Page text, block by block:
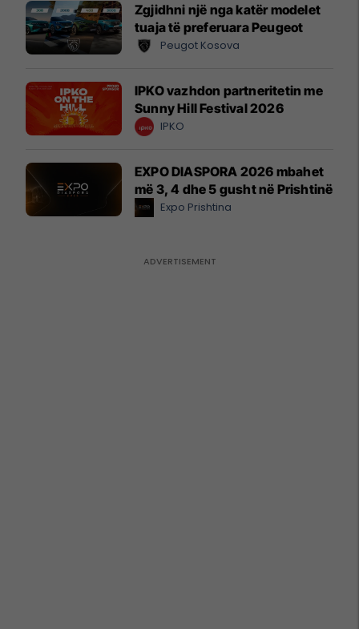
Zgjidhni një nga katër modelet
tuaja të preferuara Peugeot
Peugot Kosova
IPKO vazhdon partneritetin me
Sunny Hill Festival 2026
IPKO
EXPO DIASPORA 2026 mbahet
më 3, 4 dhe 5 gusht në Prishtinë
Expo Prishtina